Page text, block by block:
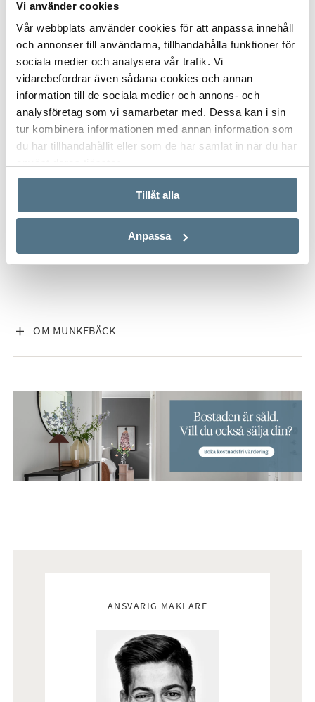
Vi använder cookies
Vår webbplats använder cookies för att anpassa innehåll
och annonser till användarna, tillhandahålla funktioner för
sociala medier och analysera vår trafik. Vi
vidarebefordrar även sådana cookies och annan
information till de sociala medier och annons- och
analysföretag som vi samarbetar med. Dessa kan i sin
tur kombinera informationen med annan information som
du har tillhandahållit eller som de har samlat in när du har
Tillåt alla
Anpassa
ALLA BILDER (5)
OM MUNKEBÄCK
VISA INNEHÅLL
ANSVARIG MÄKLARE